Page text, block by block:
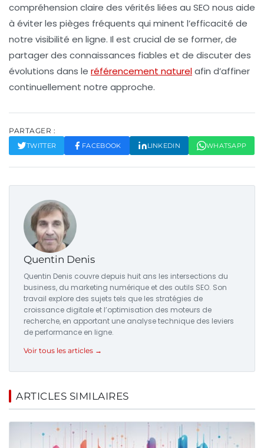
compréhension claire des vérités liées au SEO nous aide
à éviter les pièges fréquents qui minent l’efficacité de
notre visibilité en ligne. Il est crucial de se former, de
partager des connaissances fiables et de discuter des
évolutions dans le référencement naturelafin d’affiner
continuellement notre approche.
PARTAGER :
TWITTER FACEBOOK LINKEDIN WHATSAPP
Quentin Denis
Quentin Denis couvre depuis huit ans les intersections du
business, du marketing numérique et des outils SEO. Son
travail explore des sujets tels que les stratégies de
croissance digitale et l’optimisation des moteurs de
recherche, en apportant une analyse technique des leviers
de performance en ligne.
Voir tous les articles →
ARTICLES SIMILAIRES